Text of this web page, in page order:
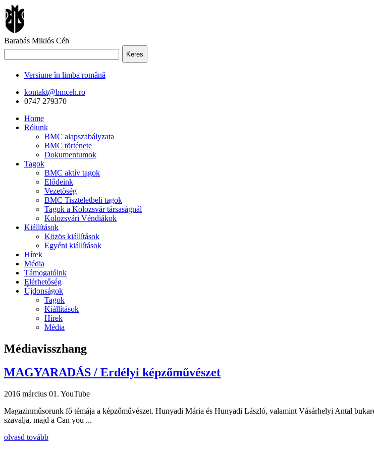
Barabás Miklós Céh
Keres
Versiune în limba română
kontakt@bmceh.ro
0747 279370
Home
Rólunk
BMC alapszabályzata
BMC története
Dokumentumok
Tagok
BMC aktív tagok
Elődeink
Vezetőség
BMC Tiszteletbeli tagok
Tagok a Kolozsvár társaságnál
Kolozsvári Véndiákok
Kiállítások
Közös kiállítások
Egyéni kiállítások
Hírek
Média
Támogatóink
Elérhetőség
Újdonságok
Tagok
Kiállítások
Hírek
Média
Médiavisszhang
MAGYARADÁS / Erdélyi képzőművészet
2016 március 01. YouTube
Magazinműsorunk fő témája a képzőművészet. Hunyadi Mária és Hunyadi László, valamint Vásárhelyi Antal
szavalja, majd a Can you ...
olvasd tovább